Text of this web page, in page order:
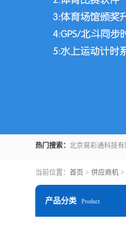
热门搜索：
当前位置： 首页 > 供应商机 >
产品分类 Product